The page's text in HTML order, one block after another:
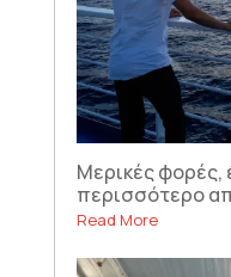
Μερικές φορές,
περισσότερο
Read More